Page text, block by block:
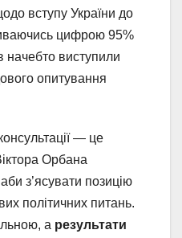
вступу України до
цифрою 95%
начебто виступили
опитування
— це
Орбана
з’ясувати позицію
політичних питань.
а результати